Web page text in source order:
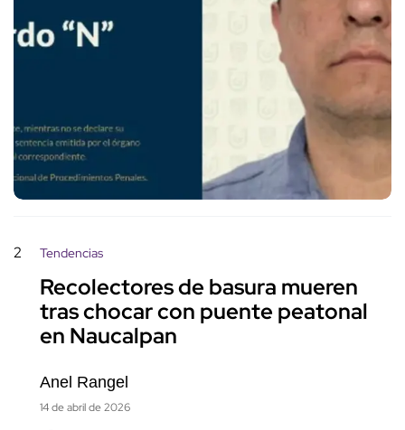
2 Tendencias
Recolectores de basura mueren
tras chocar con puente peatonal
en Naucalpan
Anel Rangel
14 de abril de 2026